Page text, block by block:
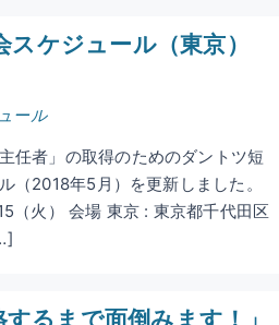
ケジュール（東京）
ール
任者」の取得のためのダントツ短
（2018年5月）を更新しました。
（火） 会場 東京 : 東京都千代田区
るまで面倒みます！」